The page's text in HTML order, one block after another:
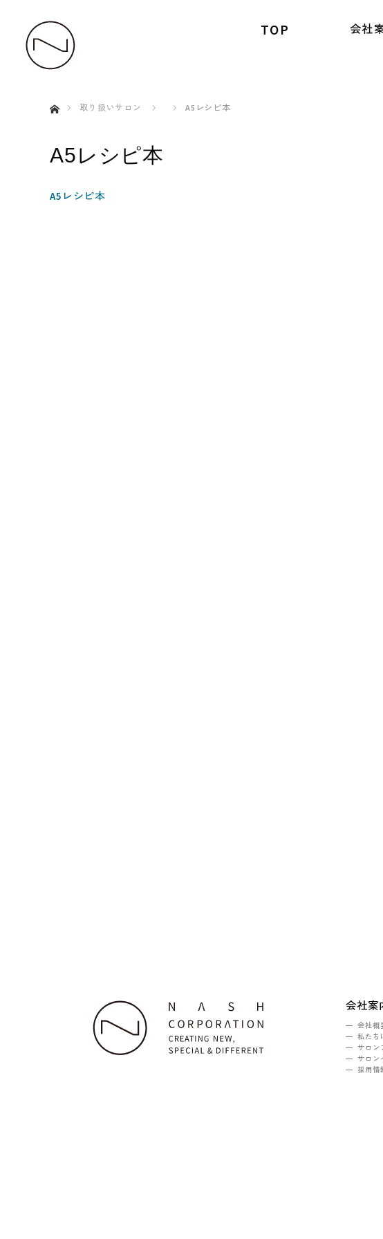
TOP 会社
取り扱いサロン
A5レシピ本
A5レシピ本
A5レシピ本
会社案
会社概
私たち
サロン
サロン
採用情